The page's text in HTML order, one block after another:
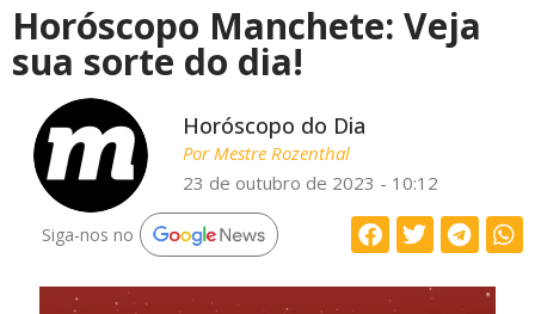
Horóscopo Manchete: Veja
sua sorte do dia!
Horóscopo do Dia
PorMestre Rozenthal
23 de outubro de 2023 - 10:12
Siga-nos no